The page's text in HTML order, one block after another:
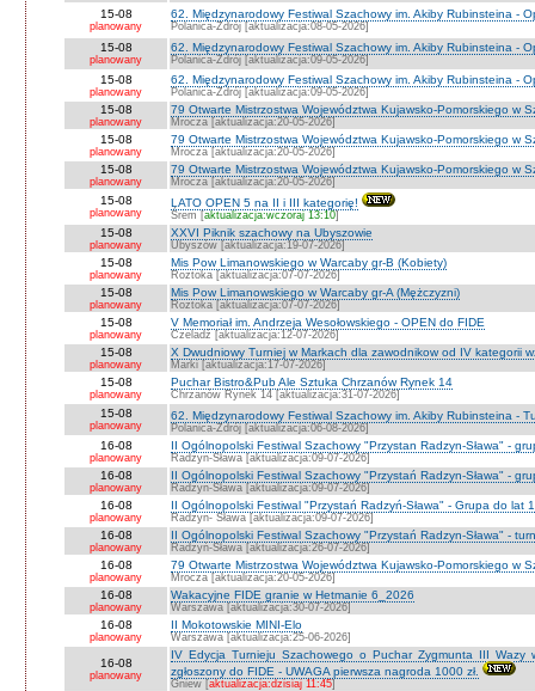
15-08
planowany
62. Międzynarodowy Festiwal Szachowy im. Akiby Rubinsteina -
Polanica-Zdrój [aktualizacja:08-05-2026]
15-08
planowany
62. Międzynarodowy Festiwal Szachowy im. Akiby Rubinsteina -
Polanica-Zdrój [aktualizacja:09-05-2026]
15-08
planowany
62. Międzynarodowy Festiwal Szachowy im. Akiby Rubinsteina -
Polanica-Zdrój [aktualizacja:09-05-2026]
15-08
planowany
79 Otwarte Mistrzostwa Województwa Kujawsko-Pomorskiego w
Mrocza [aktualizacja:20-05-2026]
15-08
planowany
79 Otwarte Mistrzostwa Województwa Kujawsko-Pomorskiego w
Mrocza [aktualizacja:20-05-2026]
15-08
planowany
79 Otwarte Mistrzostwa Województwa Kujawsko-Pomorskiego w
Mrocza [aktualizacja:20-05-2026]
15-08
planowany
LATO OPEN 5 na II i III kategorię!
Śrem [aktualizacja:wczoraj 13:10]
15-08
planowany
XXVI Piknik szachowy na Ubyszowie
Ubyszów [aktualizacja:19-07-2026]
15-08
planowany
Mis Pow Limanowskiego w Warcaby gr-B (Kobiety)
Roztoka [aktualizacja:07-07-2026]
15-08
planowany
Mis Pow Limanowskiego w Warcaby gr-A (Mężczyzni)
Roztoka [aktualizacja:07-07-2026]
15-08
planowany
V Memoriał im. Andrzeja Wesołowskiego - OPEN do FIDE
Czeladź [aktualizacja:12-07-2026]
15-08
planowany
X Dwudniowy Turniej w Markach dla zawodnikow od IV kategorii
Marki [aktualizacja:17-07-2026]
15-08
planowany
Puchar Bistro&Pub Ale Sztuka Chrzanów Rynek 14
Chrzanów Rynek 14 [aktualizacja:31-07-2026]
15-08
planowany
62. Międzynarodowy Festiwal Szachowy im. Akiby Rubinsteina -
Polanica-Zdrój [aktualizacja:06-08-2026]
16-08
planowany
II Ogólnopolski Festiwal Szachowy "Przystan Radzyn-Sława" -
Radzyn-Sława [aktualizacja:09-07-2026]
16-08
planowany
II Ogólnopolski Festiwal Szachowy "Przystań Radzyn-Sława" -
Radzyn-Sława [aktualizacja:09-07-2026]
16-08
planowany
II Ogólnopolski Festiwal "Przystań Radzyń-Sława" - Grupa do lat
Radzyn- Sława [aktualizacja:09-07-2026]
16-08
planowany
II Ogólnopolski Festiwal Szachowy "Przystań Radzyn-Sława" -
Radzyń-Sława [aktualizacja:26-07-2026]
16-08
planowany
79 Otwarte Mistrzostwa Województwa Kujawsko-Pomorskiego w
Mrocza [aktualizacja:20-05-2026]
16-08
planowany
Wakacyjne FIDE granie w Hetmanie 6_2026
Warszawa [aktualizacja:30-07-2026]
16-08
planowany
II Mokotowskie MINI-Elo
Warszawa [aktualizacja:25-06-2026]
16-08
planowany
IV Edycja Turnieju Szachowego o Puchar Zygmunta III Wazy
zgłoszony do FIDE - UWAGA pierwsza nagroda 1000 zł.
Gniew [aktualizacja:dzisiaj 11:45]